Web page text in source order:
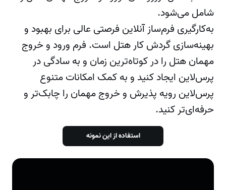
شامل می‌شود.
به‌کارگیری فرم‌ساز آنلاین فرصتی عالی برای بهبود و
بهینه‌سازی گردش کار هتل است. فرم‌ ورود و خروج
مهمان هتل را در کوتاه‌ترین زمان و به سادگی در
پرس‌لاین ایجاد کنید و به کمک امکانات متنوع
پرس‌لاین رویه‌ پذیرش و خروج مهمان را چابک‌تر و
حرفه‌ای‌تر کنید.
استفاده از این نمونه